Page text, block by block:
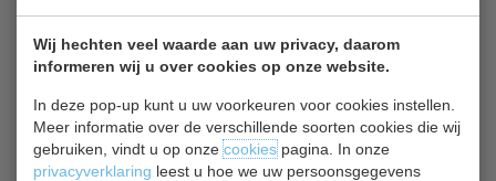
Wij hechten veel waarde aan uw privacy, daarom
informeren wij u over cookies op onze website.
In deze pop-up kunt u uw voorkeuren voor cookies instellen.
Meer informatie over de verschillende soorten cookies die wij
gebruiken, vindt u op onzecookiespagina. In onze
privacyverklaring leest u hoe we uw persoonsgegevens
Eenvoudig schoon te maken constructie
Nauwkeurige, gebruiksvriendelijke
temperatuurbediening met display
voorkomen
Stevige verstelbare voetjes voor stabiele plaatsing
Automatische ontdooiing voor maximale efficiëntie